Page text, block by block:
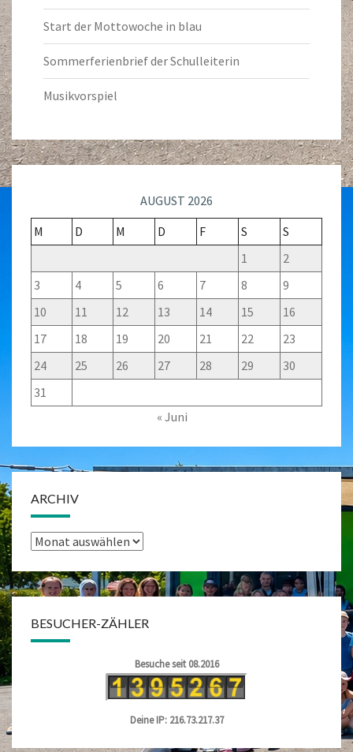
Start der Mottowoche in blau
Sommerferienbrief der Schulleiterin
Musikvorspiel
AUGUST 2026
M
D M D F S
S
1
2
3
4 5 6 7 8
9
10
11 12 13 14 15
16
17
18 19 20 21 22
23
24
25 26 27 28 29
30
31
« Juni
ARCHIV
Archiv
BESUCHER-ZÄHLER
Besuche seit 08.2016
Deine IP: 216.73.217.37